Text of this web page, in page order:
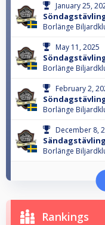
January 25,
Söndagstävling
Borlänge
May 11, 2025
Söndagstävling
Borlänge
February 2,
Borlänge
December 8,
Borlänge
Rankings